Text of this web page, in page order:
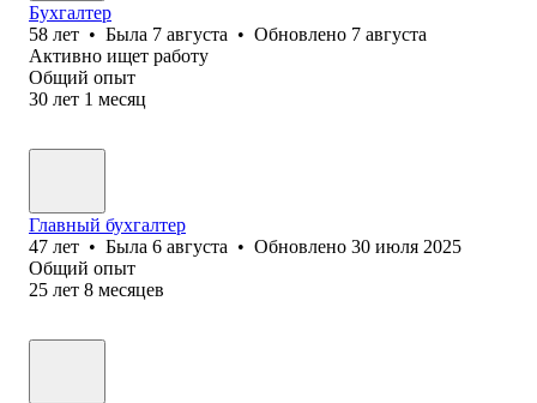
Бухгалтер
58 лет • Была 7 августа • Обновлено 7 августа
Активно ищет работу
Общий опыт
30 лет 1 месяц
Главный бухгалтер
47 лет • Была 6 августа • Обновлено 30 июля 2025
Общий опыт
25 лет 8 месяцев